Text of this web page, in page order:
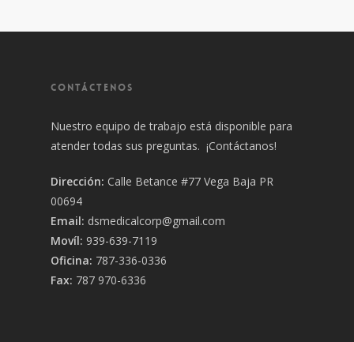
CONTÁCTENOS
Nuestro equipo de trabajo está disponible para
atender todas sus preguntas. ¡Contáctanos!
Dirección: Calle Betance #77 Vega Baja PR
00694
Email: dsmedicalcorp@gmail.com
Movíl: 939-639-7119
Oficina: 787-336-0336
Fax: 787 970-6336